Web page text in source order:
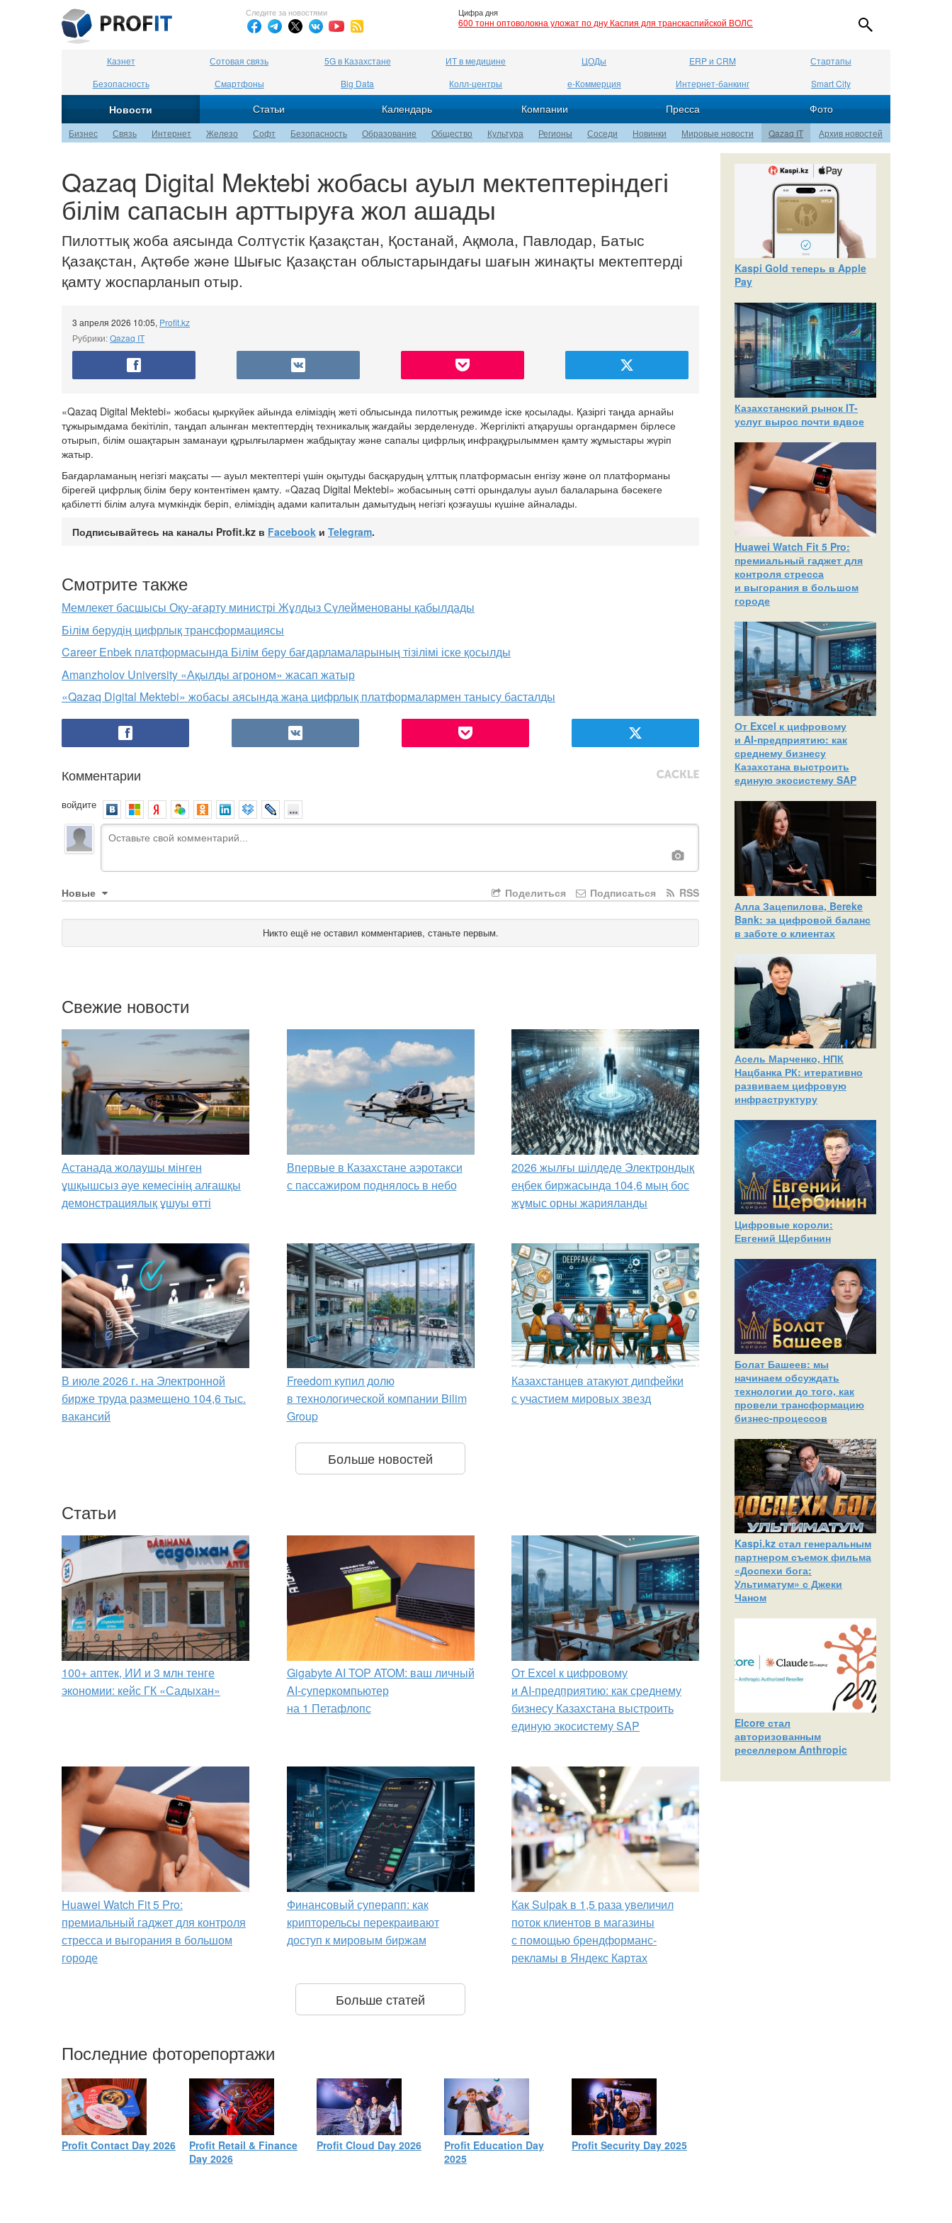
Следите за новостями Цифра дня
600 тонн оптоволокна уложат по дну Каспия для транскаспийской ВОЛС
Казнет Сотовая связь 5G в Казахстане ИТ в медицине ЦОДы ERP и CRM
Стартапы
Безопасность
Смартфоны Big Data Колл-центры е-Коммерция Интернет-банкинг Smart City
Новости Статьи Календарь Компании Пресса Фото
Бизнес Связь Интернет Железо Софт Безопасность Образование Общество Культура Регионы Соседи Новинки Мировые новости Qazaq IT Архив новостей
Qazaq Digital Mektebi жобасы ауыл мектептеріндегі
білім сапасын арттыруға жол ашады
Пилоттық жоба аясында Солтүстік Қазақстан, Қостанай, Ақмола, Павлодар, Батыс
Қазақстан, Ақтөбе және Шығыс Қазақстан облыстарындағы шағын жинақты мектептерді
қамту жоспарланып отыр.
3 апреля 2026 10:05, Profit.kz
Рубрики:Qazaq IT
«Qazaq Digital Mektebi» жобасы қыркүйек айында еліміздің жеті облысында пилоттық режимде іске қосылады. Қазіргі таңда арнайы
тұжырымдама бекітіліп, таңдап алынған мектептердің техникалық жағдайы зерделенуде. Жергілікті атқарушы органдармен бірлесе
отырып, білім ошақтарын заманауи құрылғылармен жабдықтау және сапалы цифрлық инфрақұрылыммен қамту жұмыстары жүріп
жатыр.
Бағдарламаның негізгі мақсаты — ауыл мектептері үшін оқытуды басқарудың ұлттық платформасын енгізу және ол платформаны
бірегей цифрлық білім беру контентімен қамту. «Qazaq Digital Mektebi» жобасының сәтті орындалуы ауыл балаларына бәсекеге
қабілетті білім алуға мүмкіндік беріп, еліміздің адами капиталын дамытудың негізгі қозғаушы күшіне айналады.
Подписывайтесь на каналы Profit.kz в Facebook и Telegram.
Смотрите также
Мемлекет басшысы Оқу-ағарту министрі Жұлдыз Сүлейменованы қабылдады
Білім берудің цифрлық трансформациясы
Career Enbek платформасында Білім беру бағдарламаларының тізілімі іске қосылды
Amanzholov University «Ақылды агроном» жасап жатыр
«Qazaq Digital Mektebi» жобасы аясында жаңа цифрлық платформалармен танысу басталды
Комментарии
войдите
Новые RSS
Подписаться
Поделиться
Никто ещё не оставил комментариев, станьте первым.
Свежие новости
Астанада жолаушы мінген
ұшқышсыз әуе кемесінің алғашқы
демонстрациялық ұшуы өтті
Впервые в Казахстане аэротакси
с пассажиром поднялось в небо
2026 жылғы шілдеде Электрондық
еңбек биржасында 104,6 мың бос
жұмыс орны жарияланды
В июле 2026 г. на Электронной
бирже труда размещено 104,6 тыс.
вакансий
Freedom купил долю
в технологической компании Bilim
Group
Казахстанцев атакуют дипфейки
с участием мировых звезд
Больше новостей
Статьи
100+ аптек, ИИ и 3 млн тенге
экономии: кейс ГК «Садыхан»
Gigabyte AI TOP ATOM: ваш личный
AI-суперкомпьютер
на 1 Петафлопс
От Excel к цифровому
и AI‑предприятию: как среднему
бизнесу Казахстана выстроить
единую экосистему SAP
Huawei Watch Fit 5 Pro:
премиальный гаджет для контроля
стресса и выгорания в большом
городе
Финансовый суперапп: как
крипторельсы перекраивают
доступ к мировым биржам
Как Sulpak в 1,5 раза увеличил
поток клиентов в магазины
с помощью брендформанс-
рекламы в Яндекс Картах
Больше статей
Последние фоторепортажи
Profit Contact Day 2026
Profit Retail & Finance
Day 2026
Profit Cloud Day 2026
Profit Education Day
2025
Profit Security Day 2025
Kaspi Gold теперь в Apple
Pay
Казахстанский рынок IT-
услуг вырос почти вдвое
Huawei Watch Fit 5 Pro:
премиальный гаджет для
контроля стресса
и выгорания в большом
городе
От Excel к цифровому
и AI‑предприятию: как
среднему бизнесу
Казахстана выстроить
единую экосистему SAP
Алла Зацепилова, Bereke
Bank: за цифровой баланс
в заботе о клиентах
Асель Марченко, НПК
Нацбанка РК: итеративно
развиваем цифровую
инфраструктуру
Цифровые короли:
Евгений Щербинин
Болат Башеев: мы
начинаем обсуждать
технологии до того, как
провели трансформацию
бизнес-процессов
Kaspi.kz стал генеральным
партнером съемок фильма
«Доспехи бога:
Ультиматум» с Джеки
Чаном
Elcore стал
авторизованным
реселлером Anthropic